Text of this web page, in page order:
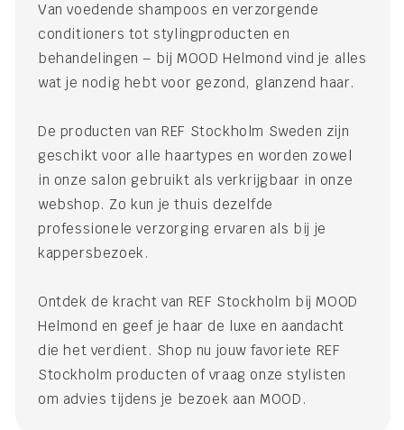
Van voedende shampoos en verzorgende
conditioners tot stylingproducten en
behandelingen – bij MOOD Helmond vind je alles
wat je nodig hebt voor gezond, glanzend haar.
De producten van REF Stockholm Sweden zijn
geschikt voor alle haartypes en worden zowel
in onze salon gebruikt als verkrijgbaar in onze
webshop. Zo kun je thuis dezelfde
professionele verzorging ervaren als bij je
kappersbezoek.
Ontdek de kracht van REF Stockholm bij MOOD
Helmond en geef je haar de luxe en aandacht
die het verdient. Shop nu jouw favoriete REF
Stockholm producten of vraag onze stylisten
om advies tijdens je bezoek aan MOOD.